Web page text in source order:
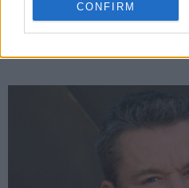
CONFIRM
Beauty in cabina, 5